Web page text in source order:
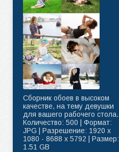
Сборник обоев в высоком
качестве, на тему девушки
для вашего рабочего стола.
Количество: 500 | Формат:
JPG | Разрешение: 1920 x
1080 - 8688 x 5792 | Размер:
1.51 GB